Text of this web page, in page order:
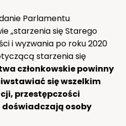
Parlamentu
„starzenia się Starego
i wyzwania po roku 2020
starzenia się
członkowskie powinny
się wszelkim
przestępczości
osoby